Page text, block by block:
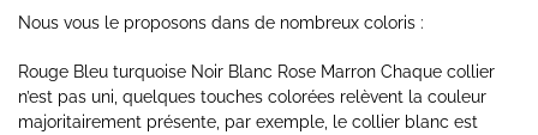
Nous vous le proposons dans de nombreux coloris :
Rouge Bleu turquoise Noir Blanc Rose Marron Chaque collier
n’est pas uni, quelques touches colorées relèvent la couleur
majoritairement présente, par exemple, le collier blanc est